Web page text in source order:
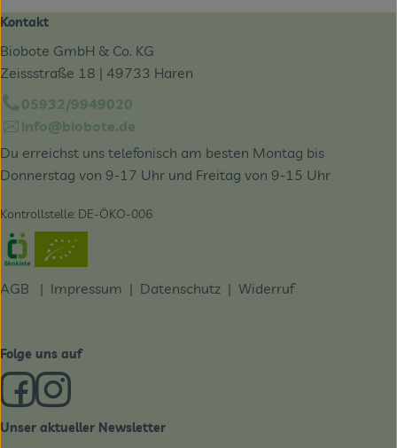
Kontakt
Biobote GmbH & Co. KG
Zeissstraße 18 | 49733 Haren
05932/9949020
info@biobote.de
Du erreichst uns telefonisch am besten Montag bis
Donnerstag von 9-17 Uhr und Freitag von 9-15 Uhr
Kontrollstelle: DE-ÖKO-006
Externer Link zu https://www.oekokiste.de/
AGB | Impressum | Datenschutz | Widerruf
Folge uns auf
Externer Link zu https://www.facebook.com/derBiobote/
Externer Link zu https://www.instagram.com/
Unser aktueller Newsletter